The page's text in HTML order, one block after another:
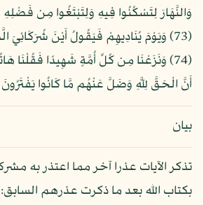
وَالنَّهَارَ لِتَسْكُنُوا فِيهِ وَلِتَبْتَغُوا مِن
(73) وَيَوْمَ يُنَادِيهِمْ فَيَقُولُ أَيْنَ
(74) وَنَزَعْنَا مِن كُلِّ أُمَّةٍ شَهِيدًا فَقُلْنَا
أَنَّ الْحَقَّ لِلَّهِ وَضَلَّ عَنْهُم مَّا كَانُوا يَفْتَرُونَ
بيان
تذكر الآيات عذرا آخر مما اعتذر به
بكتاب الله بعد ما ذكرت عذرهم السابق: